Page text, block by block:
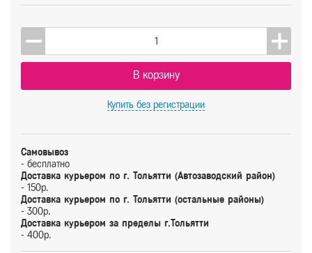
В корзину
Купить без регистрации
Самовывоз
- бесплатно
Доставка курьером по г. Тольятти (Автозаводский район)
- 150р.
Доставка курьером по г. Тольятти (остальные районы)
- 300р.
Доставка курьером за пределы г.Тольятти
- 400р.